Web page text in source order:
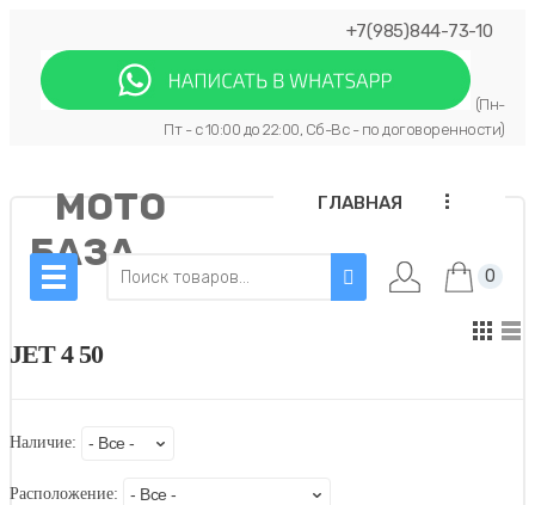
+7(985)844-73-10
(Пн-
Пт - с 10:00 до 22:00, Сб-Вс - по договоренности)
МОТО
БАЗА
ГЛАВНАЯ ...
0
JET 4 50
Наличие:
Расположение: